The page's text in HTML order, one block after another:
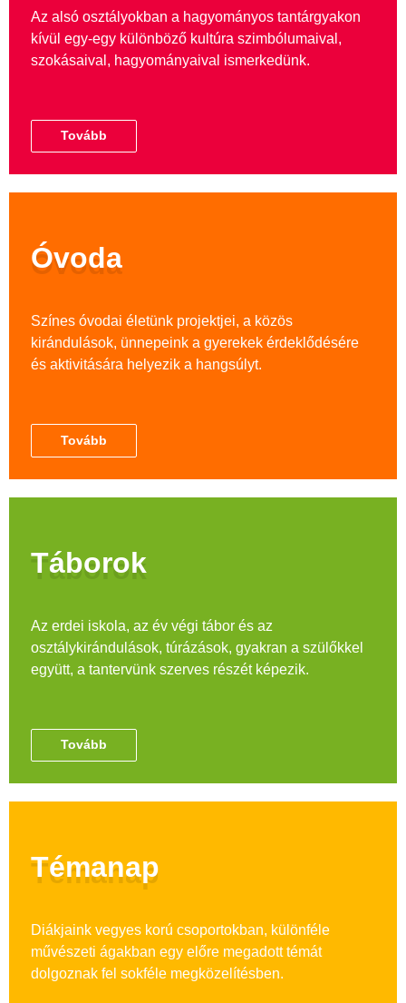
Az alsó osztályokban a hagyományos tantárgyakon
kívül egy-egy különböző kultúra szimbólumaival,
szokásaival, hagyományaival ismerkedünk.
Tovább
Óvoda
Színes óvodai életünk projektjei, a közös
kirándulások, ünnepeink a gyerekek érdeklődésére
és aktivitására helyezik a hangsúlyt.
Tovább
Táborok
Az erdei iskola, az év végi tábor és az
osztálykirándulások, túrázások, gyakran a szülőkkel
együtt, a tantervünk szerves részét képezik.
Tovább
Témanap
Diákjaink vegyes korú csoportokban, különféle
művészeti ágakban egy előre megadott témát
dolgoznak fel sokféle megközelítésben.